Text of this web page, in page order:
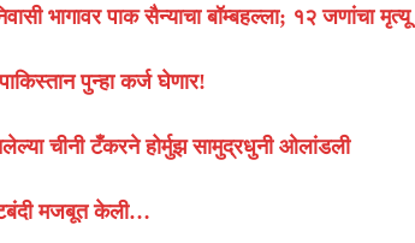
भागावर पाक सैन्याचा बॉम्बहल्ला; १२ जणांचा मृत्यू
पुन्हा कर्ज घेणार!
चीनी टँकरने होर्मुझ सामुद्रधुनी ओलांडली
मजबूत केली…